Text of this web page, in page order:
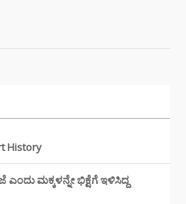
History
ಮಕ್ಕಳನ್ನೇ ಭಿಕ್ಷೆಗೆ ಇಳಿಸಿದ್ದ